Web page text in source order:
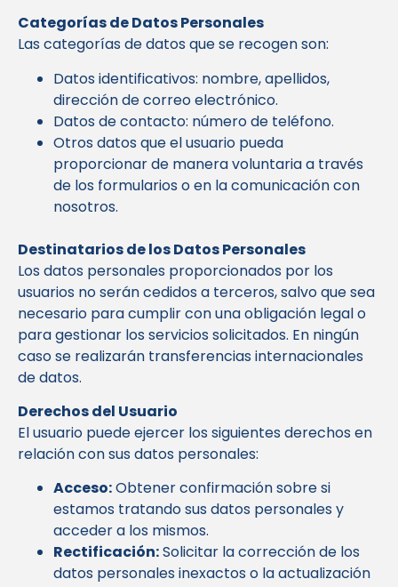
Categorías de Datos Personales
Las categorías de datos que se recogen son:
Datos identificativos: nombre, apellidos,
dirección de correo electrónico.
Datos de contacto: número de teléfono.
Otros datos que el usuario pueda
proporcionar de manera voluntaria a través
de los formularios o en la comunicación con
nosotros.
Destinatarios de los Datos Personales
Los datos personales proporcionados por los
usuarios no serán cedidos a terceros, salvo que sea
necesario para cumplir con una obligación legal o
para gestionar los servicios solicitados. En ningún
caso se realizarán transferencias internacionales
de datos.
Derechos del Usuario
El usuario puede ejercer los siguientes derechos en
relación con sus datos personales:
Acceso:Obtener confirmación sobre si
estamos tratando sus datos personales y
acceder a los mismos.
Rectificación:Solicitar la corrección de los
datos personales inexactos o la actualización